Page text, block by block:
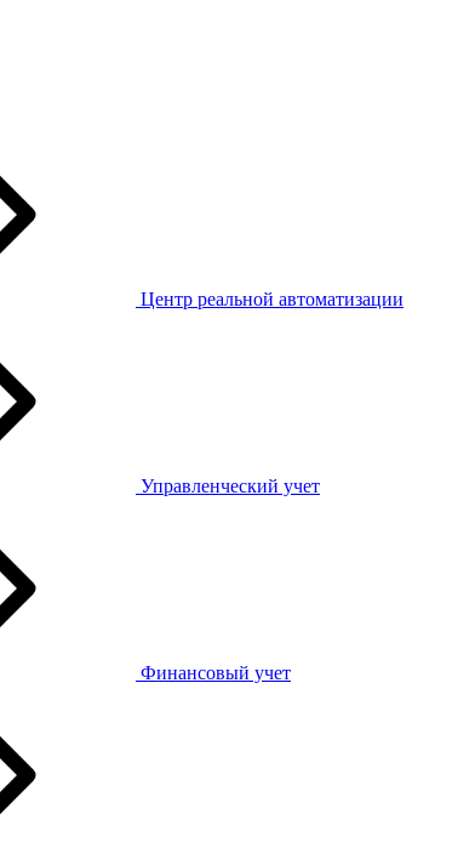
Центр реальной автоматизации
Управленческий учет
Финансовый учет